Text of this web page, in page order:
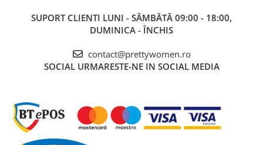
SUPORT CLIENTI LUNI - SÂMBĂTĂ 09:00 - 18:00,
DUMINICA - ÎNCHIS
contact@prettywomen.ro
SOCIAL URMARESTE-NE IN SOCIAL MEDIA